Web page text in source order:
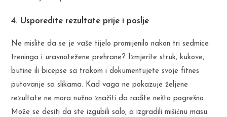
4. Usporedite rezultate prije i poslje
Ne mislite da se je vaše tijelo promijenilo nakon tri sedmice
treninga i uravnotežene prehrane? Izmjerite struk, kukove,
butine ili bicepse sa trakom i dokumentujete svoje fitnes
putovanje sa slikama. Kad vaga ne pokazuje željene
rezultate ne mora nužno značiti da radite nešto pogrešno.
Može se desiti da ste izgubili salo, a izgradili mišićnu masu.